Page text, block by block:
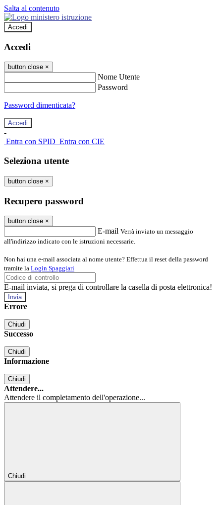
Salta al contenuto
Accedi
Accedi
button close ×
Nome Utente
Password
Password dimenticata?
-
Entra con SPID Entra con CIE
Seleziona utente
button close ×
Recupero password
button close ×
E-mail Verrà inviato un messaggio
all'indirizzo indicato con le istruzioni necessarie.
Non hai una e-mail associata al nome utente? Effettua il reset della password
tramite la Login Spaggiari
E-mail inviata, si prega di controllare la casella di posta elettronica!
Errore
Chiudi
Successo
Chiudi
Informazione
Chiudi
Attendere...
Attendere il completamento dell'operazione...
Chiudi